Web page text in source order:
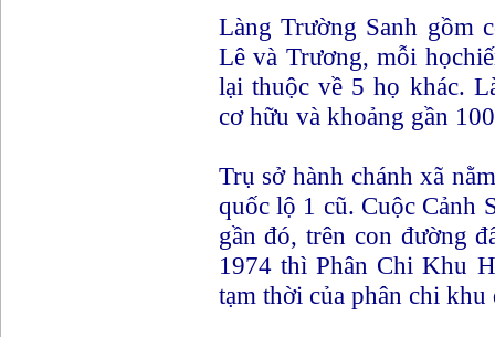
Làng Trường Sanh gồm
Lê và Trương, mỗi
lại thuộc về 5 họ khác.
cơ hữu và khoảng gần
Trụ sở hành chánh xã
quốc lộ 1 cũ. Cuộc Cảnh
gần đó, trên con đường
1974 thì Phân Chi Khu
tạm thời của phân chi